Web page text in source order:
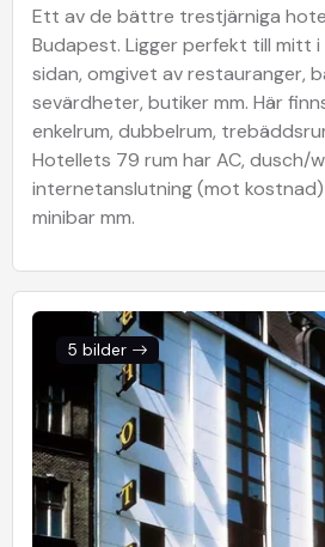
Ett av de bättre trestjärniga
Budapest. Ligger perfekt till mitt
sidan, omgivet av restauranger,
sevärdheter, butiker mm. Här
enkelrum, dubbelrum,
Hotellets 79 rum har AC, dusch/
internetanslutning (mot
minibar mm.
5 bilder